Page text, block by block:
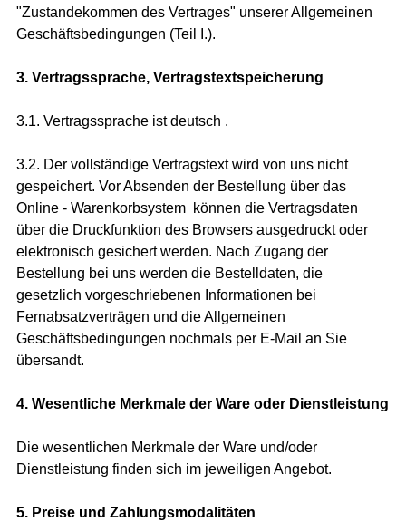
"Zustandekommen des Vertrages" unserer Allgemeinen
Geschäftsbedingungen (Teil I.).
3. Vertragssprache, Vertragstextspeicherung
3.1. Vertragssprache ist deutsch .
3.2. Der vollständige Vertragstext wird von uns nicht
gespeichert. Vor Absenden der Bestellung über das
Online - Warenkorbsystem können die Vertragsdaten
über die Druckfunktion des Browsers ausgedruckt oder
elektronisch gesichert werden. Nach Zugang der
Bestellung bei uns werden die Bestelldaten, die
gesetzlich vorgeschriebenen Informationen bei
Fernabsatzverträgen und die Allgemeinen
Geschäftsbedingungen nochmals per E-Mail an Sie
übersandt.
4. Wesentliche Merkmale der Ware oder Dienstleistung
Die wesentlichen Merkmale der Ware und/oder
Dienstleistung finden sich im jeweiligen Angebot.
5. Preise und Zahlungsmodalitäten